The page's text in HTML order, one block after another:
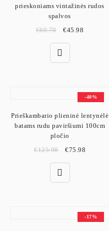
prieskoniams vintažinės rudos
spalvos
€60.78 €45.98
-40%
Prieškambario plieninė lentynėlė
batams rudu paviršiumi 100cm
pločio
€125.98 €75.98
-17%